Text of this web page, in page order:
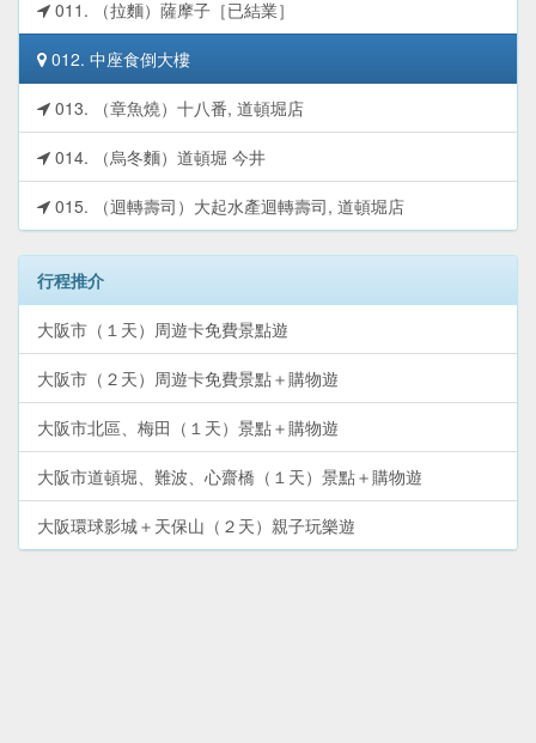
011. （拉麵）薩摩子［已結業］
012. 中座食倒大樓
013. （章魚燒）十八番, 道頓堀店
014. （烏冬麵）道頓堀 今井
015. （迴轉壽司）大起水產迴轉壽司, 道頓堀店
行程推介
大阪市（１天）周遊卡免費景點遊
大阪市（２天）周遊卡免費景點＋購物遊
大阪市北區、梅田（１天）景點＋購物遊
大阪市道頓堀、難波、心齋橋（１天）景點＋購物遊
大阪環球影城＋天保山（２天）親子玩樂遊